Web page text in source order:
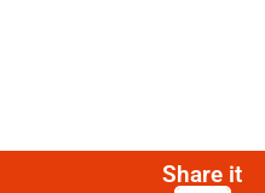
Share it